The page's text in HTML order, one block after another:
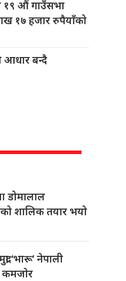
१९ औं गाउँसभा
१७ हजार रुपैयाँको
बन्दै
डोमालाल
शालिक तयार भयो
‘भारू’ नेपाली
कमजाेर